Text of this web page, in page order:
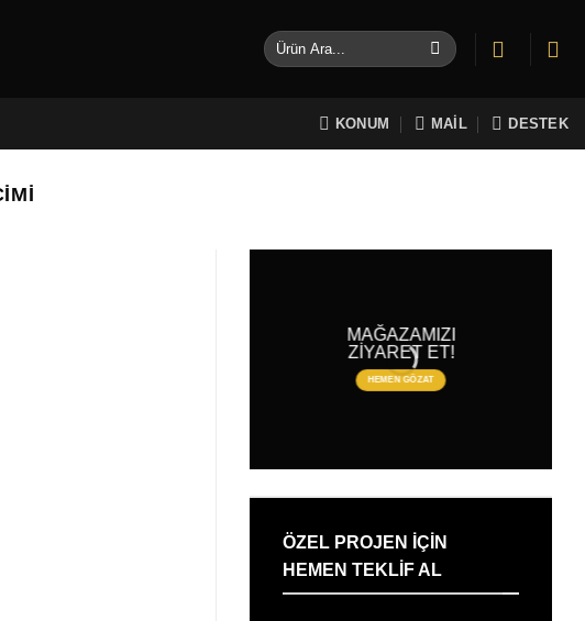
Ara:
KONUM MAİL DESTEK
MAĞAZAMIZI
ZİYARET ET!
HEMEN GÖZAT
ÖZEL PROJEN IÇIN
HEMEN TEKLIF AL